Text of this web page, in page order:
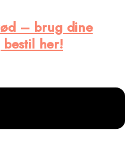
– brug dine
her!